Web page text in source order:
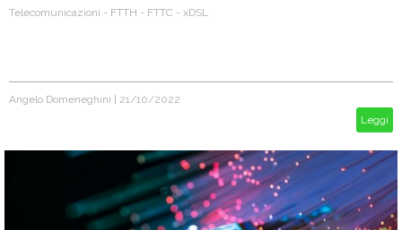
Telecomunicazioni - FTTH - FTTC - xDSL
Angelo Domeneghini
21/10/2022
Leggi